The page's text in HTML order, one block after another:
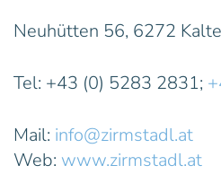
Neuhütten 56, 6272
Tel: +43 (0) 5283 2831;
Mail: info@zirmstadl.at
Web: www.zirmstadl.at